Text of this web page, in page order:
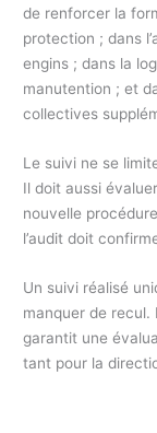
de renforcer la
protection ; dans
engins ; dans la
manutention ; et
collectives
Le suivi ne se
Il doit aussi
nouvelle
l’audit doit
Un suivi réalisé
manquer de recul.
garantit une
tant pour la